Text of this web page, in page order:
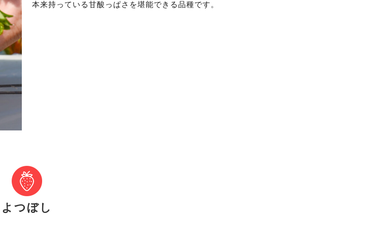
本来持っている甘酸っぱさを堪能できる品種です。
よつぼし